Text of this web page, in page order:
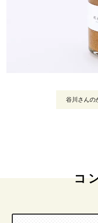
谷川さんの
コ